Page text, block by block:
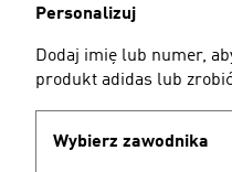
Personalizuj
Dodaj imię lub numer,
produkt adidas lub
Wybierz zawodnika